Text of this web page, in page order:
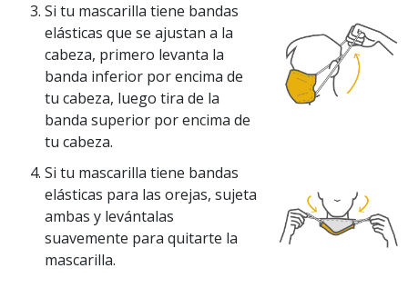
Si tu mascarilla tiene bandas
elásticas que se ajustan a la
cabeza, primero levanta la
banda inferior por encima de
tu cabeza, luego tira de la
banda superior por encima de
tu cabeza.
Si tu mascarilla tiene bandas
elásticas para las orejas, sujeta
ambas y levántalas
suavemente para quitarte la
mascarilla.